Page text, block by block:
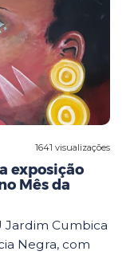
1641 visualizações
exposição
Mês da
Jardim Cumbica
Negra, com